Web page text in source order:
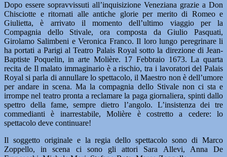
Dopo essere sopravvissuti all’inquisizione Veneziana grazie a Don
Chisciotte e ritornati alle antiche glorie per merito di Romeo e
Giulietta, è arrivato il momento dell’ultimo viaggio per la
Compagnia dello Stivale, ora composta da Giulio Pasquati,
Girolamo Salimbeni e Veronica Franco. Il loro lungo peregrinare li
ha portati a Parigi al Teatro Palais Royal sotto la direzione di Jean-
Baptiste Poquelin, in arte Molière. 17 Febbraio 1673. La quarta
recita de Il malato immaginario è a rischio, tra i lavoratori del Palais
Royal si parla di annullare lo spettacolo, il Maestro non è dell’umore
per andare in scena. Ma la compagnia dello Stivale non ci sta e
irrompe nel teatro pronta a reclamare la paga giornaliera, spinti dallo
spettro della fame, sempre dietro l’angolo. L’insistenza dei tre
commedianti è inarrestabile, Molière è costretto a cedere: lo
spettacolo deve continuare!
Il soggetto originale e la regia dello spettacolo sono di Marco
Zoppello, in scena ci sono gli attori Sara Allevi, Anna De